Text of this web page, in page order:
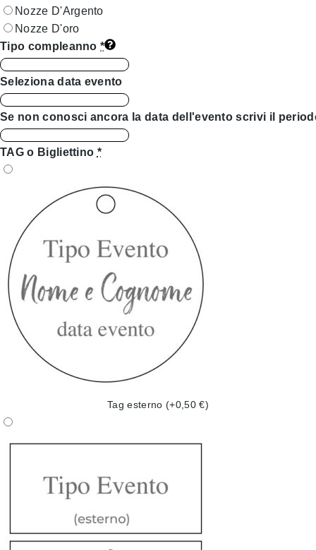
Nozze D'Argento
Nozze D'oro
Tipo compleanno *
Seleziona data evento
Se non conosci ancora la data dell'evento scrivi il
TAG o Bigliettino *
Tag esterno (+0,50 €)